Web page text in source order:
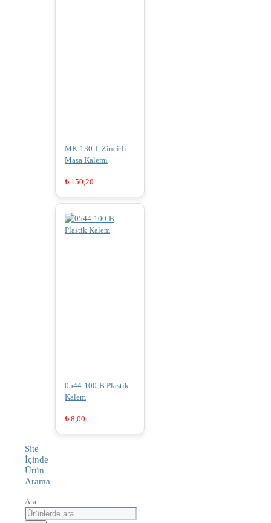
MK-130-L Zincirli
Masa Kalemi
₺ 150,20
0544-100-B Plastik
Kalem
₺ 8,00
Site
İçinde
Ürün
Arama
Ara: